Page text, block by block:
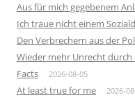
Aus für mich gegebenem
Ich traue nicht einem
Den Verbrechern aus der
Wieder mehr Unrecht durch
Facts 2026-08-05
At least true for me 2026-